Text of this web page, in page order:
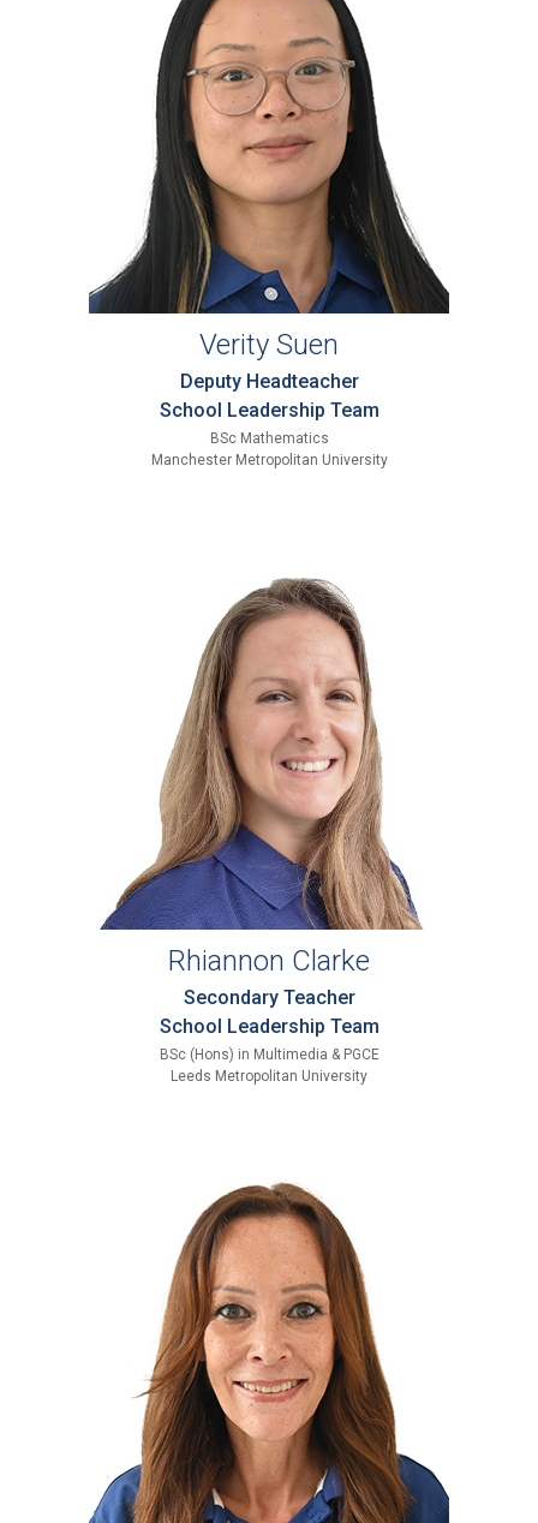
Verity Suen
Deputy Headteacher
School Leadership Team
BSc Mathematics
Manchester Metropolitan University
Rhiannon Clarke
Secondary Teacher
School Leadership Team
BSc (Hons) in Multimedia & PGCE
Leeds Metropolitan University